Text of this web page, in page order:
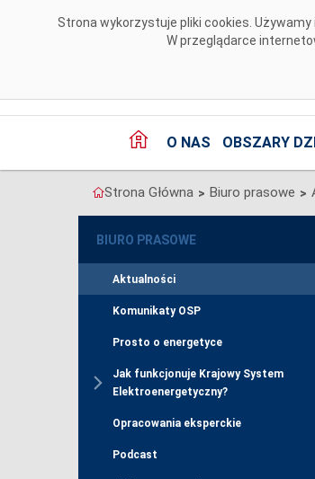
Strona wykorzystuje pliki cookies.
W przeglądarce
O NAS OBSZARY
Strona Główna > Biuro prasowe >
BIURO PRASOWE
Aktualności
Komunikaty OSP
Prosto o energetyce
Jak funkcjonuje Krajowy System
Elektroenergetyczny?
Opracowania eksperckie
Podcast